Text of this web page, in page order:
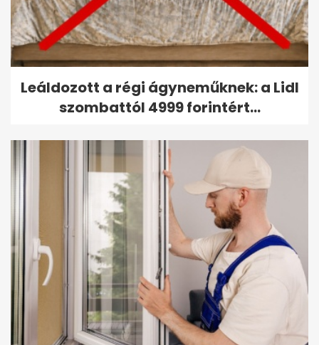
Leáldozott a régi ágyneműknek: a Lidl
szombattól 4999 forintért...